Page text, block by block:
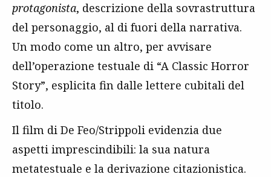
protagonista, descrizione della sovrastruttura
del personaggio, al di fuori della narrativa.
Un modo come un altro, per avvisare
dell’operazione testuale di “A Classic Horror
Story”, esplicita fin dalle lettere cubitali del
titolo.
Il film di De Feo/Strippoli evidenzia due
aspetti imprescindibili: la sua natura
metatestuale e la derivazione citazionistica.